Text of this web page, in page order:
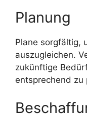
Planung
Plane sorgfältig,
auszugleichen.
zukünftige
entsprechend zu